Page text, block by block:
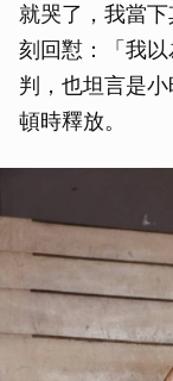
就哭了，我當
刻回懟：「我
判，也坦言是
頓時釋放。